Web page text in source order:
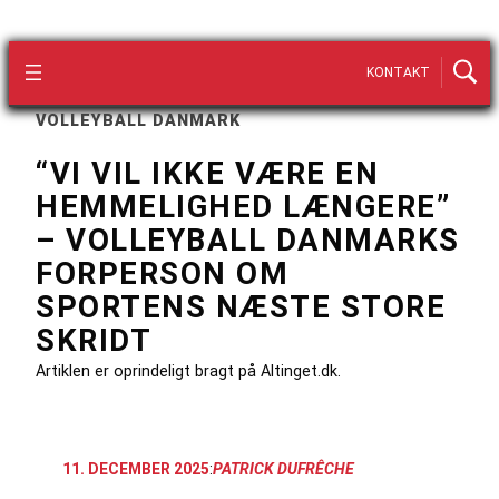
KONTAKT
VOLLEYBALL DANMARK
“VI VIL IKKE VÆRE EN
HEMMELIGHED LÆNGERE”
– VOLLEYBALL DANMARKS
FORPERSON OM
SPORTENS NÆSTE STORE
SKRIDT
Artiklen er oprindeligt bragt på Altinget.dk.
11. DECEMBER 2025:PATRICK DUFRÊCHE